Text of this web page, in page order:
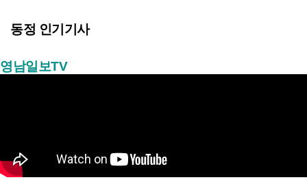
동정 인기기사
영남일보TV